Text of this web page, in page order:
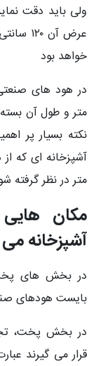
عرض
خواهد بود
متر و طول آن
نکته بسیار پر
متر در نظر گرفته
مکان
آشپزخانه
در بخش های
بایست هودهای
در بخش پخت،
قرار می گیرند